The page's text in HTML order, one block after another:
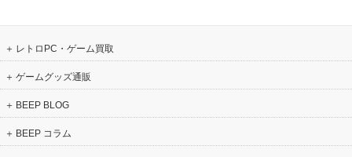
レトロPC・ゲーム買取
ゲームグッズ通販
BEEP BLOG
BEEP コラム